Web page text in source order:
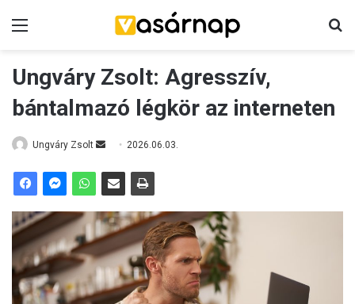
Ungváry Zsolt: Agresszív,
bántalmazó légkör az interneten
Ungváry Zsolt
n
a
n
e
a
2026.06.03.